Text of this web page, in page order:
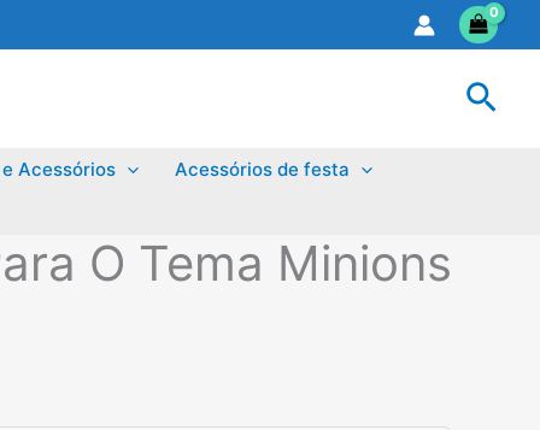
Acessórios
Acessórios de festa
O Tema Minions